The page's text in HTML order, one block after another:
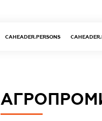
CAHEADER.PERSONS